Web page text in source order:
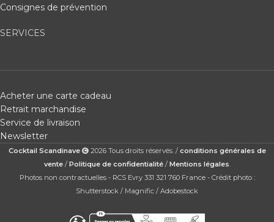
Consignes de prévention
SERVICES
Acheter une carte cadeau
Retrait marchandise
Service de livraison
Newsletter
Cocktail Scandinave 2026 Tous droits réservés. / conditions générales de
vente/ Politique de confidentialité/ Mentions légales
Photos non contractuelles - RCS Evry 331 321 760 France - Crédit photo :
Shutterstock / Magnific / Adobestock